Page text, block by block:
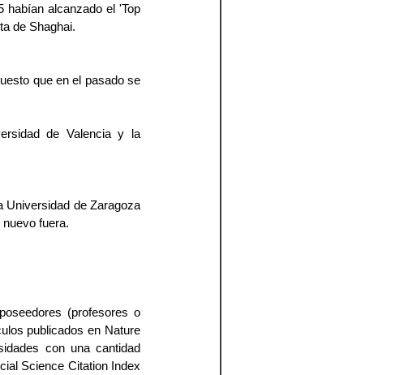
habían alcanzado el 'Top
de Shaghai.
de Valencia y la
Universidad de Zaragoza
fuera.
(profesores o
publicados en Nature
con una cantidad
Science Citation Index